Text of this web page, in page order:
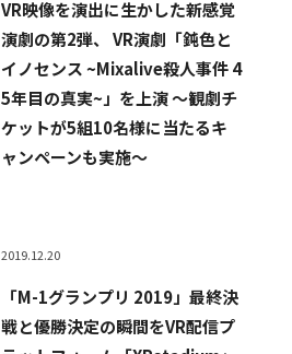
VR映像を演出に生かした新感覚
演劇の第2弾、 VR演劇「鈍色と
イノセンス ~Mixalive殺人事件 4
5年目の真実~」を上演 ～観劇チ
ケットが5組10名様に当たるキ
ャンペーンも実施～
2019.12.20
「M-1グランプリ 2019」最終決
戦と優勝決定の瞬間をVR配信プ